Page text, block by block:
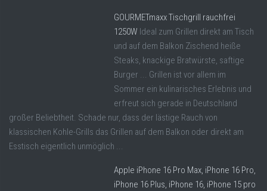
GOURMETmaxx Tischgrill rauchfrei
1250W Ideal zum Grillen direkt am Tisch
und auf dem Balkon Zischend heiße
Steaks, knackige Bratwürste, saftige
Burger ... Grillen ist vor allem im
Sommer ein kulinarisches Erlebnis und
erfreut sich gerade in Deutschland
großer Beliebtheit. Schade nur, dass der lästige Rauch von
klassischen Kohle-Grills das Grillen auf dem Balkon oder direkt am
Esstisch eigentlich unmöglich ...
Apple iPhone 16 Pro Max, iPhone 16 Pro,
iPhone 16 Plus, iPhone 16, iPhone 15 pro